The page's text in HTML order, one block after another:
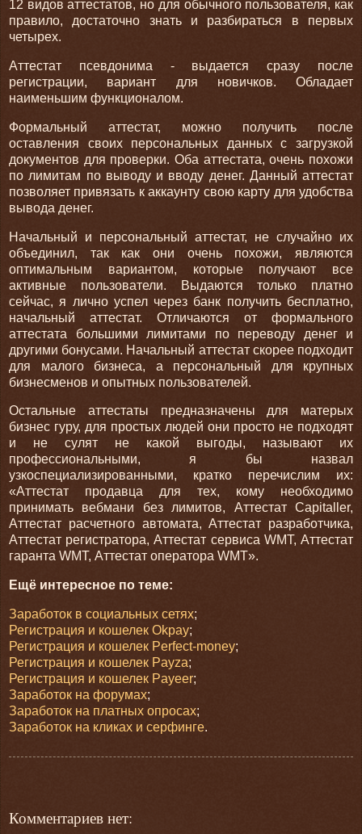
12 видов аттестатов, но для обычного пользователя, как
правило, достаточно знать и разбираться в первых
четырех.
Аттестат псевдонима - выдается сразу после
регистрации, вариант для новичков. Обладает
наименьшим функционалом.
Формальный аттестат, можно получить после
оставления своих персональных данных с загрузкой
документов для проверки. Оба аттестата, очень похожи
по лимитам по выводу и вводу денег. Данный аттестат
позволяет привязать к аккаунту свою карту для удобства
вывода денег.
Начальный и персональный аттестат, не случайно их
объединил, так как они очень похожи, являются
оптимальным вариантом, которые получают все
активные пользователи. Выдаются только платно
сейчас, я лично успел через банк получить бесплатно,
начальный аттестат. Отличаются от формального
аттестата большими лимитами по переводу денег и
другими бонусами. Начальный аттестат скорее подходит
для малого бизнеса, а персональный для крупных
бизнесменов и опытных пользователей.
Остальные аттестаты предназначены для матерых
бизнес гуру, для простых людей они просто не подходят
и не сулят не какой выгоды, называют их
профессиональными, я бы назвал
узкоспециализированными, кратко перечислим их:
«Аттестат продавца для тех, кому необходимо
принимать вебмани без лимитов, Аттестат Capitaller,
Аттестат расчетного автомата, Аттестат разработчика,
Аттестат регистратора, Аттестат сервиса WMT, Аттестат
гаранта WMT, Аттестат оператора WMT».
Ещё интересное по теме:
Заработок в социальных сетях;
Регистрация и кошелек Okpay;
Регистрация и кошелек Perfect-money;
Регистрация и кошелек Payza;
Регистрация и кошелек Payeer;
Заработок на форумах;
Заработок на платных опросах;
Заработок на кликах и серфинге.
Комментариев нет: